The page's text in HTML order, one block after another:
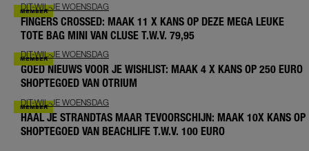
DIT-WIL-JE WOENSDAG
FINGERS CROSSED: MAAK 11 X KANS OP DEZE MEGA LEUKE
TOTE BAG MINI VAN CLUSE T.W.V. 79,95
DIT-WIL-JE WOENSDAG
GOED NIEUWS VOOR JE WISHLIST: MAAK 4 X KANS OP 250 EURO
SHOPTEGOED VAN OTRIUM
DIT-WIL-JE WOENSDAG
HAAL JE STRANDTAS MAAR TEVOORSCHIJN: MAAK 10X KANS OP
SHOPTEGOED VAN BEACHLIFE T.W.V. 100 EURO